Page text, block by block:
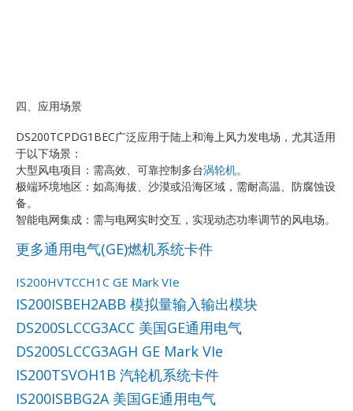
四、应用场景
DS200TCPDG1BEC广泛应用于陆上和海上风力发电场，尤其适用
于以下场景：
大型风电项目：需高效、可靠控制多台涡轮机。
极端环境地区：如高海拔、沙漠或沿海区域，需耐高温、防腐蚀设
备。
智能电网集成：需与电网实时交互，实现动态功率调节的风电场。
更多通用电气(GE)燃机系统卡件
IS200HVTCCH1C GE Mark VIe
IS200ISBEH2ABB 模拟量输入输出模块
DS200SLCCG3ACC 美国GE通用电气
DS200SLCCG3AGH GE Mark VIe
IS200TSVOH1B 汽轮机系统卡件
IS200ISBBG2A 美国GE通用电气